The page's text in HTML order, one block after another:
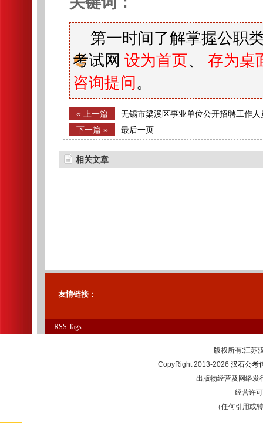
第一时间了解掌握公职
考试网 设为首页、 存为桌
咨询提问 。
« 上一篇
无锡市梁溪区事业单位公开招聘工作人
下一篇 »
最后一页
相关文章
友情链接：
RSS Tags
版权所有:江
CopyRight 2013-2026 汉石公考
出版物经营及网络发
经营许
（任何引用或